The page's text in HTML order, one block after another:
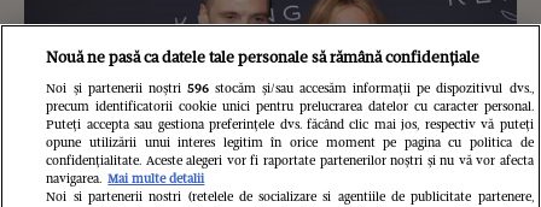
Nouă ne pasă ca datele tale personale să rămână confidențiale
Noi și partenerii noștri 596stocăm și/sau accesăm informații pe dispozitivul dvs.,
precum identificatorii cookie unici pentru prelucrarea datelor cu caracter personal.
Puteți accepta sau gestiona preferințele dvs. făcând clic mai jos, respectiv vă puteți
opune utilizării unui interes legitim în orice moment pe pagina cu politica de
confidențialitate. Aceste alegeri vor fi raportate partenerilor noștri și nu vă vor afecta
navigarea. Mai multe detalii
Noi si partenerii nostri (retelele de socializare si agentiile de publicitate partenere,